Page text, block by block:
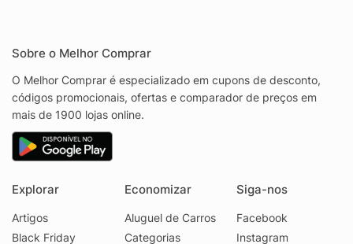
Sobre o Melhor Comprar
O Melhor Comprar é especializado em cupons de desconto,
códigos promocionais, ofertas e comparador de preços em
mais de 1900 lojas online.
Explorar
Artigos
Black Friday
Economizar
Aluguel de Carros
Categorias
Siga-nos
Facebook
Instagram